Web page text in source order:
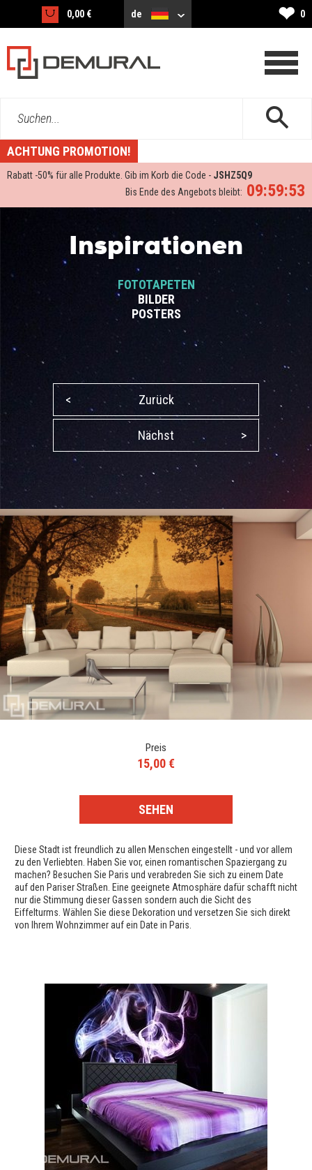
0,00 € de ❤ 0
Suchen...
ACHTUNG PROMOTION!
Rabatt -50% für alle Produkte. Gib im Korb die Code - JSHZ5Q9
09:59:53
Bis Ende des Angebots bleibt:
Inspirationen
FOTOTAPETEN
BILDER
POSTERS
< Zurück
Nächst >
Preis
15,00 €
SEHEN
Diese Stadt ist freundlich zu allen Menschen eingestellt - und vor allem
zu den Verliebten. Haben Sie vor, einen romantischen Spaziergang zu
machen? Besuchen Sie Paris und verabreden Sie sich zu einem Date
auf den Pariser Straßen. Eine geeignete Atmosphäre dafür schafft nicht
nur die Stimmung dieser Gassen sondern auch die Sicht des
Eiffelturms. Wählen Sie diese Dekoration und versetzen Sie sich direkt
von Ihrem Wohnzimmer auf ein Date in Paris.